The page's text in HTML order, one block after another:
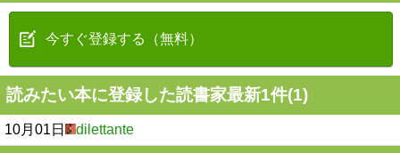
今すぐ登録する（無料）
読みたい本に登録した読書家最新1件(1)
10月01日 dilettante